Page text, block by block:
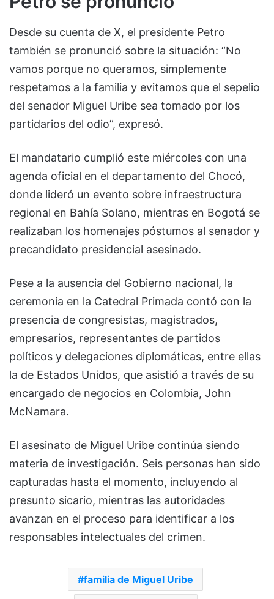
Desde su cuenta de X, el presidente Petro
también se pronunció sobre la situación: “No
vamos porque no queramos, simplemente
respetamos a la familia y evitamos que el sepelio
del senador Miguel Uribe sea tomado por los
partidarios del odio”, expresó.
El mandatario cumplió este miércoles con una
agenda oficial en el departamento del Chocó,
donde lideró un evento sobre infraestructura
regional en Bahía Solano, mientras en Bogotá se
realizaban los homenajes póstumos al senador y
precandidato presidencial asesinado.
Pese a la ausencia del Gobierno nacional, la
ceremonia en la Catedral Primada contó con la
presencia de congresistas, magistrados,
empresarios, representantes de partidos
políticos y delegaciones diplomáticas, entre ellas
la de Estados Unidos, que asistió a través de su
encargado de negocios en Colombia, John
McNamara.
El asesinato de Miguel Uribe continúa siendo
materia de investigación. Seis personas han sido
capturadas hasta el momento, incluyendo al
presunto sicario, mientras las autoridades
avanzan en el proceso para identificar a los
responsables intelectuales del crimen.
familia de Miguel Uribe